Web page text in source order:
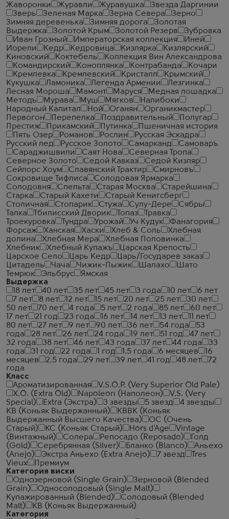
Жаворонки
Журавли Журавушка
Звезда Даргинии
Зверь
Зеленая Марка Зерна Севера
Зерно
Зимняя деревенька
Зимняя дорога
Золотая
Выдержка
Золотой Крым Золотой Резерв
Зубровка
Иван Грозный
Императорская коллекция
Иней
Иорели
Кедр Кедровица Кизлярка
Кизлярский
Киновский
Коктебель
Коллекция Вин Александрова
Командирский
Коноплянка Контрабанда
Кочари
Кремлевка
Кремлевский Кристалл
Крымский
Кукушка
Ламоника Легенда Армении
Лезгинка
Лесная Мороша
Мамонт Маруся
Медная лошадка
Методъ
Мурава Муш Мягков
Налибоки
Народный Капитал
Ной Оганян
Органикмастер
Первогон
Перепелка Поздравительный
Полугар
Престиж
Прикамский Путинка
Пшеничная история
Пять Озер
Романов Рослин
Русская Эскадра
Русский лед
Русское Золото Самарканд
Самоваръ
Сараджишвили
Саят Нова
Северная Тропа
Северное Золото
Седой Кавказ
Седой Кизляр
Сейлорс Хоум
Славянский Трактир
Смирновъ
Сокровище Тифлиса
Солодовая Ярмарка
Солодовня
Спельта Старая Москва
Старейшина
Старка
Старый Кахети
Старый Кенигсберг
Столичная
Стопарик Стужа Сулу-Дере
Сябры
Талка
Тбилисский Дворик Топаз
Травка
Троекуровка
Тундра Урожай Уч Кудук
Фанагория
Форсаж
Ханская Хаски Хлеб & Соль
Хлебная
долина
Хлебная Мера
Хлебная Половинка
Хлебник
Хлебный Купажъ
Царская Крепость
Царское Село
Царь Кедр
Царь/Государев заказ
Цитадель
Чача Чижик-Пыжик Шалахо
Шато
Темрюк
Эльбрус
Ямская
Выдержка
18 лет
40 лет 35 лет 45 лет 3 года 10 лет
6 лет
7 лет
8 лет 12 лет 15 лет 20 лет 25 лет
30 лет
50 лет
70 лет 4 года 5 лет 2 года 85 лет
60 лет
17 лет
21 год 23 года 16 лет 14 лет 13 лет
11 лет
80 лет
27 лет 9 лет 90 лет 36 лет 54 года
53
года
28 лет 26 лет 24 года 19 лет 51 год
47 лет
32 года
38 лет 46 лет 43 года 37 лет 44 года
33
года
31 год 22 года 1 год 1.5 года 6 месяцев
16
месяцев
2.5 года 29 лет 39 лет 41 год 48 лет
72
года
Класс
Ароматизированная
V.S.O.P. (Very Superior Old Pale)
X.O. (Extra Old)
Napoleon (Наполеон)
V.S. (Very
Special)
Extra (Экстра) 3 звезды 5 звезд
4 звезды
КВ (Коньяк Выдержанный)
КВВК (Коньяк
Выдержанный Высшего Качества)
ОС (Очень
Старый)
КС (Коньяк Старый) Hors d'Age
Vintage
(Винтажный)
Солера Репосадо (Reposado)
Голд
(Gold)
Серебрянная (Silver) Бланко (Blanco)
Аньехо
(Anejo)
Экстра Аньехо (Extra Anejo) 7 звезд
Tres
Vieux
Премиум
Категория виски
Однозерновой (Single Grain)
Зерновой (Blended
Grain)
Односолодовый (Single Malt)
Купажированный (Blended)
Солодовый (Blended
Malt)
КВ (Коньяк Выдержанный)
Категория